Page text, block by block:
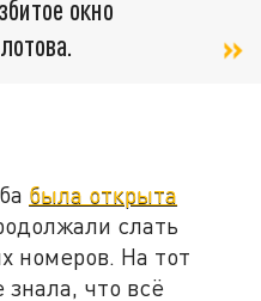
окно
была открыта
слать
номеров. На тот
что всё